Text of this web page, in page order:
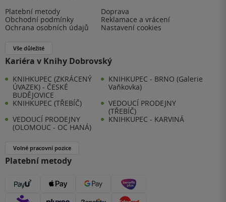
Platební metody
Doprava
Obchodní podmínky
Reklamace a vrácení
Ochrana osobních údajů
Nastavení cookies
Vše důležité
Kariéra v Knihy Dobrovský
KNIHKUPEC (ZKRÁCENÝ
ÚVAZEK) - ČESKÉ
BUDĚJOVICE
KNIHKUPEC - BRNO (Galerie
Vaňkovka)
KNIHKUPEC (TŘEBÍČ)
VEDOUCÍ PRODEJNY
(TŘEBÍČ)
VEDOUCÍ PRODEJNY
(OLOMOUC - OC HANÁ)
KNIHKUPEC - KARVINÁ
Volné pracovní pozice
Platební metody